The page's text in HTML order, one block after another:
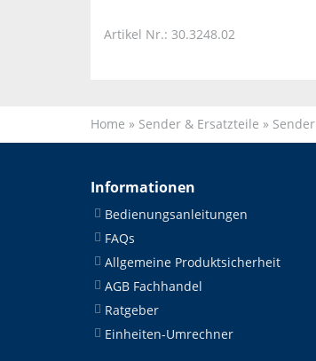
Artikel Nr.: 30.3248.02
Home » Sender & Ersatzteile » Sender
Informationen
Bedienungsanleitungen
FAQs
Allgemeine Produktsicherheit
AGB Fachhandel
Ratgeber
Einheiten-Umrechner